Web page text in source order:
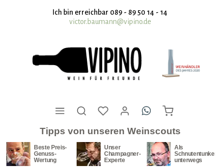
springenIch bin erreichbar 089 - 89 50 14 - 14
victor.baumann@vipino.de
Tipps von unseren Weinscouts
Beste Preis-
Genuss-
Wertung
Unser
Champagner-
Experte
Als
Schnutentunker
unterwegs